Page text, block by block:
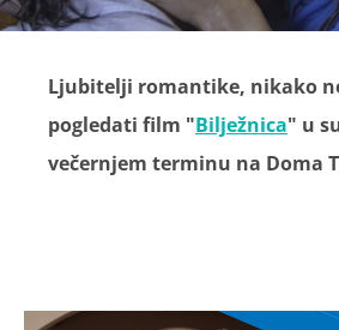
Ljubitelji romantike, nikako
pogledati film "Bilježnica" u
večernjem terminu na Doma